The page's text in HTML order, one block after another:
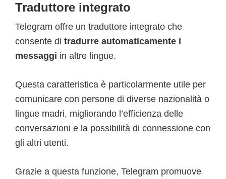
Traduttore integrato
Telegram offre un traduttore integrato che
consente di tradurre automaticamente i
messaggi in altre lingue.
Questa caratteristica è particolarmente utile per
comunicare con persone di diverse nazionalità o
lingue madri, migliorando l’efficienza delle
conversazioni e la possibilità di connessione con
gli altri utenti.
Grazie a questa funzione, Telegram promuove